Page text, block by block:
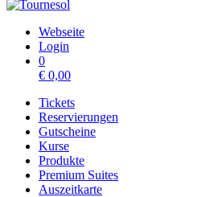
Webseite
Login
0
€ 0,00
Tickets
Reservierungen
Gutscheine
Kurse
Produkte
Premium Suites
Auszeitkarte